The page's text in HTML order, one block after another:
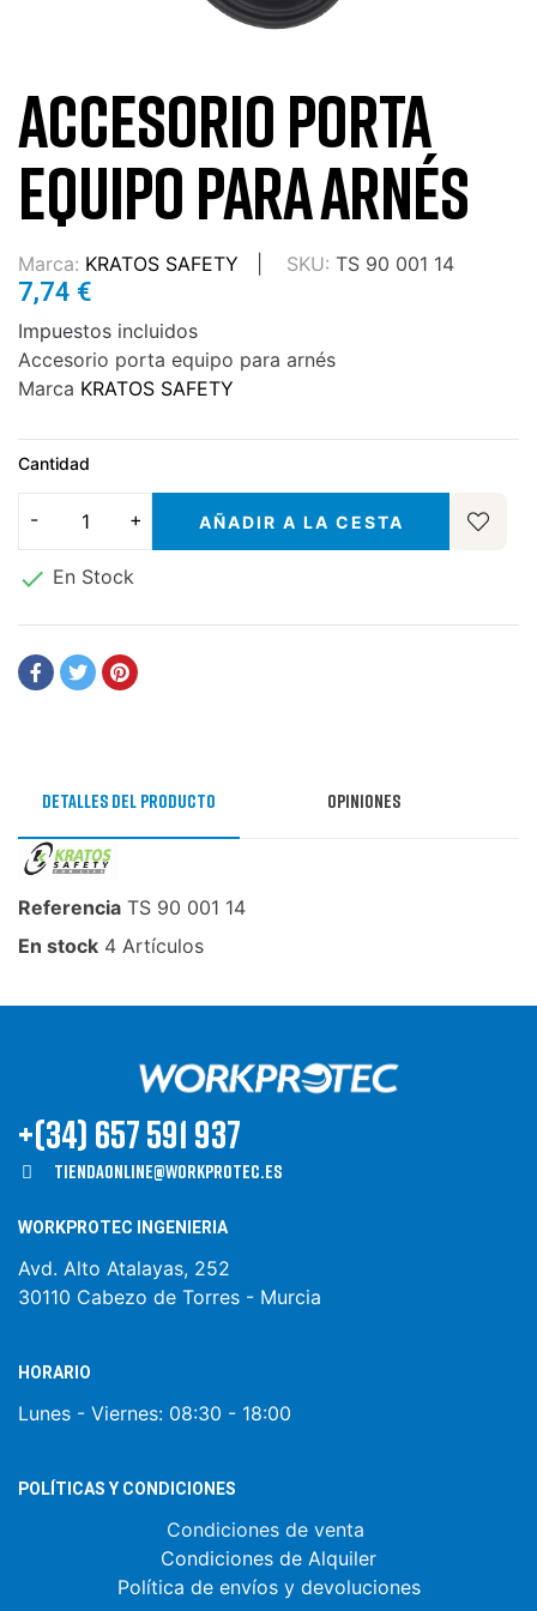
ACCESORIO PORTA
EQUIPO PARA ARNÉS
Marca: KRATOS SAFETY SKU: TS 90 001 14
7,74 €
Impuestos incluidos
Accesorio porta equipo para arnés
Marca KRATOS SAFETY
Cantidad
AÑADIR A LA CESTA
 En Stock
Detalles del producto Opiniones
Referencia TS 90 001 14
En stock 4 Artículos
+(34) 657 591 937
Tiendaonline@workprotec.es
WORKPROTEC INGENIERIA
Avd. Alto Atalayas, 252
30110 Cabezo de Torres - Murcia
HORARIO
Lunes - Viernes: 08:30 - 18:00
POLÍTICAS Y CONDICIONES
Condiciones de venta
Condiciones de Alquiler
Política de envíos y devoluciones